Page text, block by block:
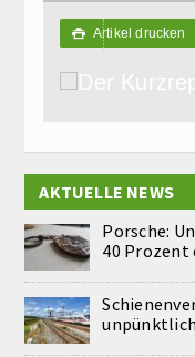
 Artikel drucken
AKTUELLE NEWS
Porsche:
40 Prozent